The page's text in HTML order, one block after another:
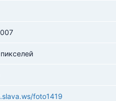
foto1419